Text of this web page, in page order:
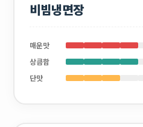
비빔냉면장
매운맛
상큼함
단맛